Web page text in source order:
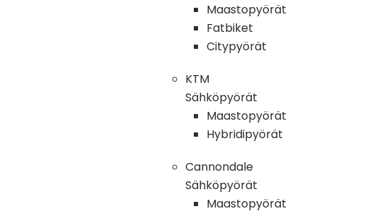
Maastopyörät
Fatbiket
Citypyörät
KTM
Sähköpyörät
Maastopyörät
Hybridipyörät
Cannondale
Sähköpyörät
Maastopyörät